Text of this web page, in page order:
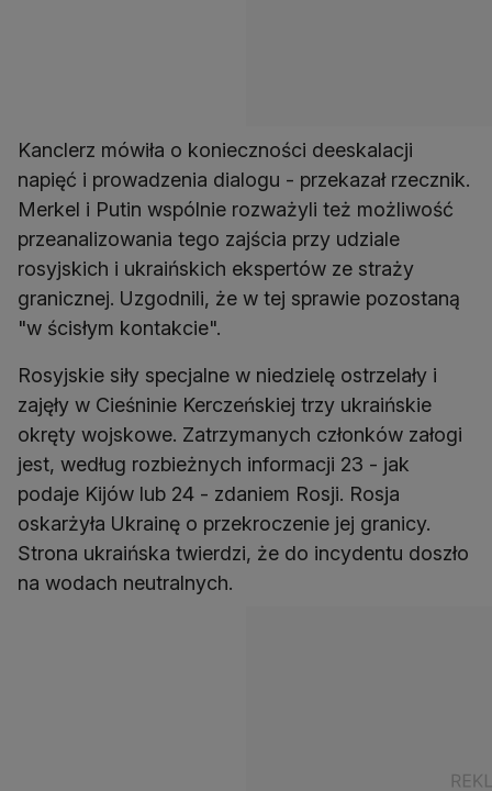
Kanclerz mówiła o konieczności deeskalacji
napięć i prowadzenia dialogu - przekazał rzecznik.
Merkel i Putin wspólnie rozważyli też możliwość
przeanalizowania tego zajścia przy udziale
rosyjskich i ukraińskich ekspertów ze straży
granicznej. Uzgodnili, że w tej sprawie pozostaną
"w ścisłym kontakcie".
Rosyjskie siły specjalne w niedzielę ostrzelały i
zajęły w Cieśninie Kerczeńskiej trzy ukraińskie
okręty wojskowe. Zatrzymanych członków załogi
jest, według rozbieżnych informacji 23 - jak
podaje Kijów lub 24 - zdaniem Rosji. Rosja
oskarżyła Ukrainę o przekroczenie jej granicy.
Strona ukraińska twierdzi, że do incydentu doszło
na wodach neutralnych.